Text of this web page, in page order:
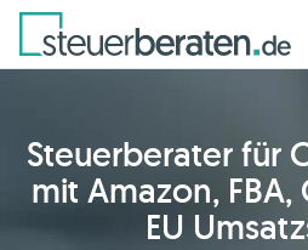
Steuerberater für
mit Amazon, FBA,
EU